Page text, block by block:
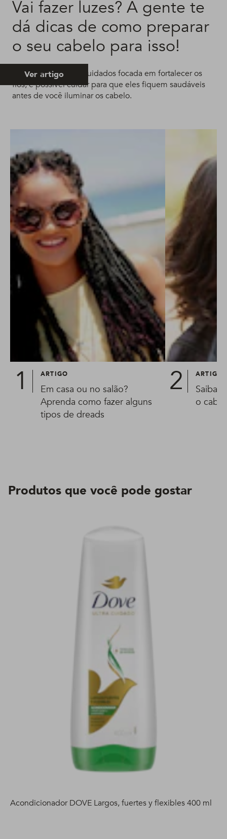
Vai fazer luzes? A gente te
dá dicas de como preparar
o seu cabelo para isso!
Com uma rotina de cuidados focada em fortalecer os
fios, é possível cuidar para que eles fiquem saudáveis
antes de você iluminar os cabelo.
Ver artigo
ARTIGO
Em casa ou no salão?
Aprenda como fazer alguns
tipos de dreads
ARTIGO
Saiba
o
Produtos que você pode gostar
Acondicionador DOVE Largos, fuertes y flexibles 400 ml